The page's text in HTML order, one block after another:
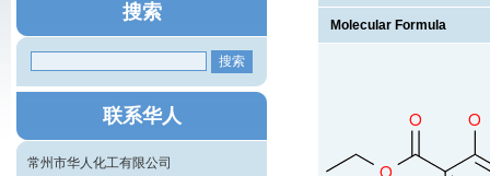
搜索
联系华人
常州市华人化工有限公司
Molecular Formula